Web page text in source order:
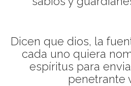
Dicen que dios, la
cada uno quiera
espíritus para
penetrante